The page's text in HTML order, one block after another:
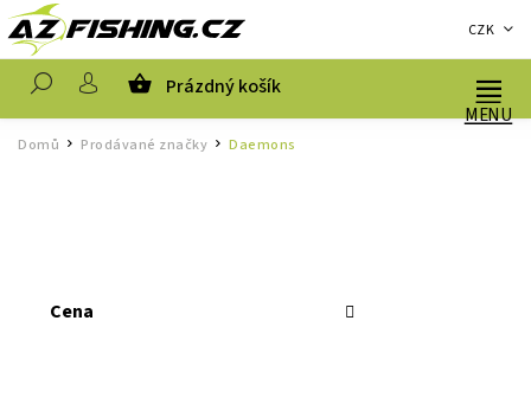
CZK
Prázdný košík
Domů / Prodávané značky / Daemons